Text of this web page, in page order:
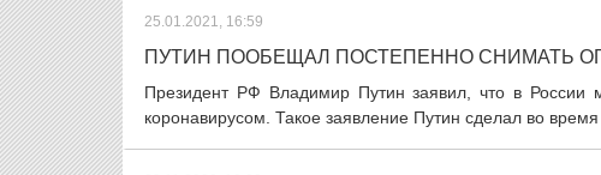
25.01.2021, 16:59
ПУТИН ПООБЕЩАЛ ПОСТЕПЕННО СНИМАТЬ
Президент РФ Владимир Путин заявил, что в России
коронавирусом. Такое заявление Путин сделал во время